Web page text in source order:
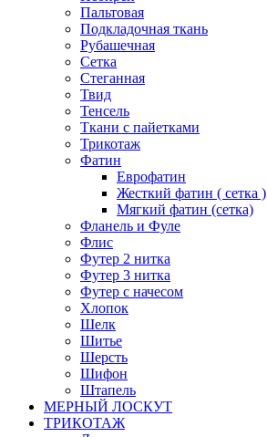
Пальтовая
Подкладочная ткань
Рубашечная
Сетка
Стеганная
Твид
Тенсель
Ткани с пайетками
Трикотаж
Фатин
Еврофатин
Жесткий фатин ( сетка )
Мягкий фатин (сетка)
Фланель и Фуле
Флис
Футер 2 нитка
Футер 3 нитка
Футер с начесом
Хлопок
Шелк
Шитье
Шерсть
Шифон
Штапель
МЕРНЫЙ ЛОСКУТ
ТРИКОТАЖ